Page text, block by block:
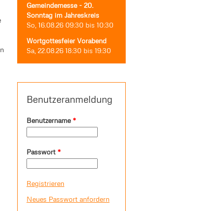
Gemeindemesse - 20.
Sonntag im Jahreskreis
So, 16.08.26 09:30 bis 10:30
Wortgottesfeier Vorabend
Sa, 22.08.26 18:30 bis 19:30
Benutzeranmeldung
Benutzername *
Passwort *
Registrieren
Neues Passwort anfordern